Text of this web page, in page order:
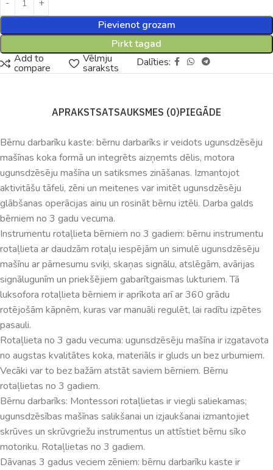
Pievienot grozam
Pirkt tagad
Add to
compare
Vēlmju
saraksts Dalīties:
APRAKSTSATSAUKSMES (0)PIEGĀDE
Bērnu darbarīku kaste: bērnu darbarīks ir veidots ugunsdzēsēju
mašīnas koka formā un integrēts aizņemts dēlis, motora
ugunsdzēsēju mašīna un satiksmes zināšanas. Izmantojot
aktivitāšu tāfeli, zēni un meitenes var imitēt ugunsdzēsēju
glābšanas operācijas ainu un rosināt bērnu iztēli. Darba galds
bērniem no 3 gadu vecuma.
Instrumentu rotaļlieta bērniem no 3 gadiem: bērnu instrumentu
rotaļlieta ar daudzām rotaļu iespējām un simulē ugunsdzēsēju
mašīnu ar pārnesumu sviķi, skaņas signālu, atslēgām, avārijas
signālugunīm un priekšējiem gabarītgaismas lukturiem. Tā
luksofora rotaļlieta bērniem ir aprīkota arī ar 360 grādu
rotējošām kāpnēm, kuras var manuāli regulēt, lai radītu izpētes
pasauli.
Rotaļlieta no 3 gadu vecuma: ugunsdzēsēju mašīna ir izgatavota
no augstas kvalitātes koka, materiāls ir gluds un bez urbumiem.
Vecāki var to bez bažām atstāt saviem bērniem. Bērnu
rotaļlietas no 3 gadiem.
Bērnu darbarīks: Montessori rotaļlietas ir viegli saliekamas;
ugunsdzēsības mašīnas salikšanai un izjaukšanai izmantojiet
skrūves un skrūvgriežu instrumentus un attīstiet bērnu sīko
motoriku. Rotaļlietas no 3 gadiem.
Dāvanas 3 gadus veciem zēniem: bērnu darbarīku kaste ir